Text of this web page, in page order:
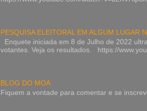
PESQUISA ELEITORAL EM ALGUM LUGAR
Enquete iniciada em 8 de Julho de 2022
votantes. Veja os resultados. https://
BLOG DO MOA
Fiquem a vontade para comentar e se